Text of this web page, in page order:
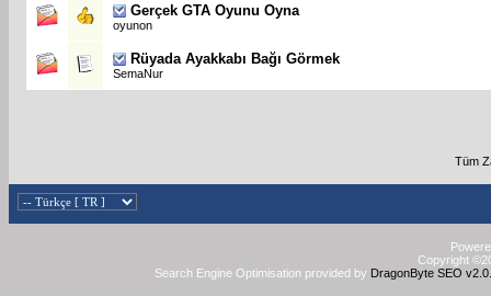
Gerçek GTA Oyunu Oyna
oyunon
Rüyada Ayakkabı Bağı Görmek
SemaNur
Tüm
Copyright
Search Engine Optimisation provided by DragonByte SEO